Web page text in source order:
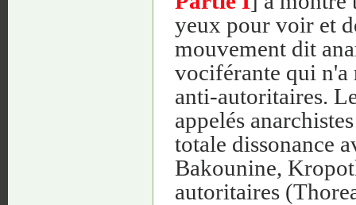
yeux pour voir et
mouvement dit
vociférante qui n'a
anti-autoritaires.
appelés
totale dissonance
Bakounine,
autoritaires